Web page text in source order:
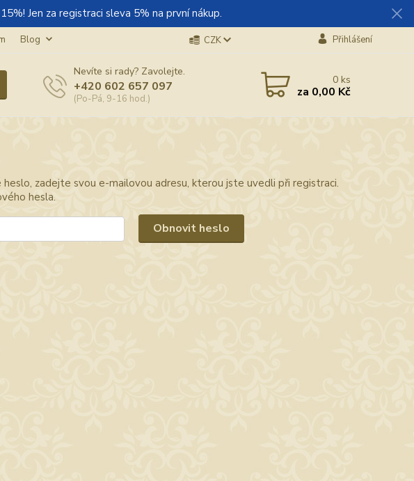
Jen za registraci sleva 5% na první nákup.
Blog CZK Přihlášení
Nevíte si rady? Zavolejte.
+420 602 657 097
(Po-Pá, 9-16 hod.)
0ks
za 0,00 Kč
zadejte svou e-mailovou adresu, kterou jste uvedli při registraci.
hesla.
Obnovit heslo